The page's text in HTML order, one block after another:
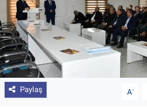
Paylaş A-
Yetiştirici Soruyor
Dünyada Tarım
Üretici Birlikleri
Şeker ve Şekerli Mamüller